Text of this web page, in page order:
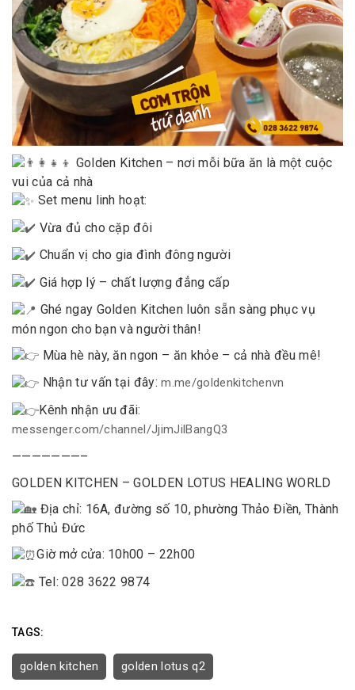
Golden Kitchen – nơi mỗi bữa ăn là một cuộc
vui của cả nhà
Set menu linh hoạt:
Vừa đủ cho cặp đôi
Chuẩn vị cho gia đình đông người
Giá hợp lý – chất lượng đẳng cấp
Ghé ngay Golden Kitchen luôn sẵn sàng phục vụ
món ngon cho bạn và người thân!
Mùa hè này, ăn ngon – ăn khỏe – cả nhà đều mê!
Nhận tư vấn tại đây:m.me/goldenkitchenvn
Kênh nhận ưu đãi:
messenger.com/channel/JjimJilBangQ3
———————–
GOLDEN KITCHEN – GOLDEN LOTUS HEALING WORLD
Địa chỉ: 16A, đường số 10, phường Thảo Điền, Thành
phố Thủ Đức
Giờ mở cửa: 10h00 – 22h00
Tel: 028 3622 9874
TAGS:
golden kitchen golden lotus q2